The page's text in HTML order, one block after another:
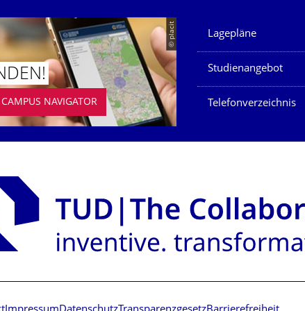
© placit
CAMPUS NAVIGATOR
Unsere Dienste
Lagepläne
Studienangebot
Telefonverzeichnis